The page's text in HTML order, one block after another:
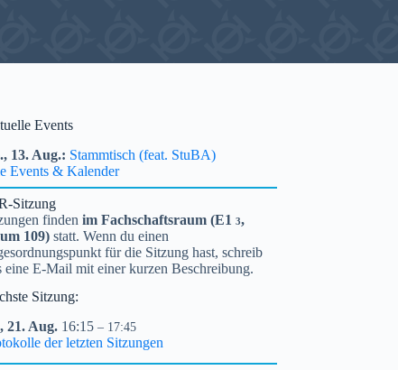
Events
13. Aug. Stammtisch (feat. StuBA)
Events & Kalender
Sitzung
findenim Fachschaftsraum (E13,
109) statt. Wenn du einen
für die Sitzung hast, schreib
eine E-Mail mit einer kurzen Beschreibung.
Sitzung:
21. Aug. 16:15 – 17:45
der letzten Sitzungen